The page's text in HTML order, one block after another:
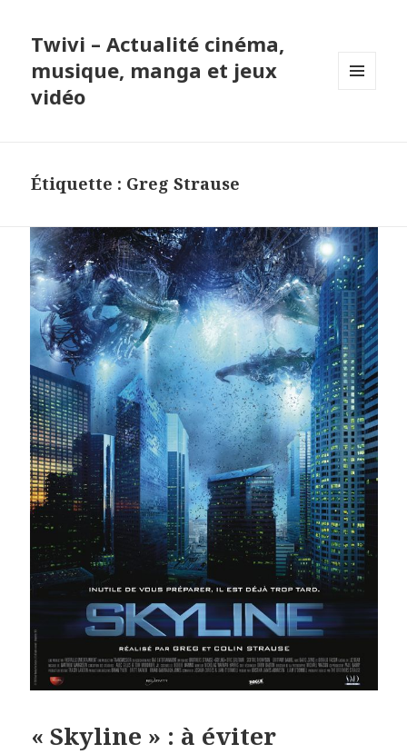
Twivi – Actualité cinéma,
musique, manga et jeux
vidéo
Étiquette : Greg Strause
« Skyline » : à éviter